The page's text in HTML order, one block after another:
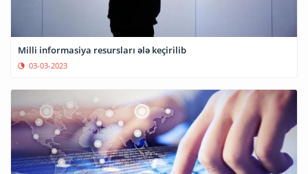
Milli informasiya resursları ələ keçirilib
03-03-2023